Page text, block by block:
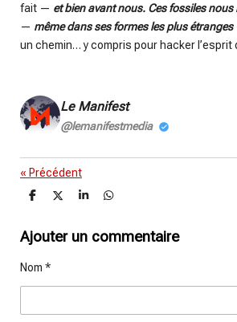
fait — et bien avant nous. Ces fossiles nous
— même dans ses formes les plus étranges
un chemin… y compris pour hacker l’esprit
Le Manifest
@lemanifestmedia
« Précédent
P
t
a
e
P
t
a
P
t
a
P
t
a
Ajouter un commentaire
Nom *